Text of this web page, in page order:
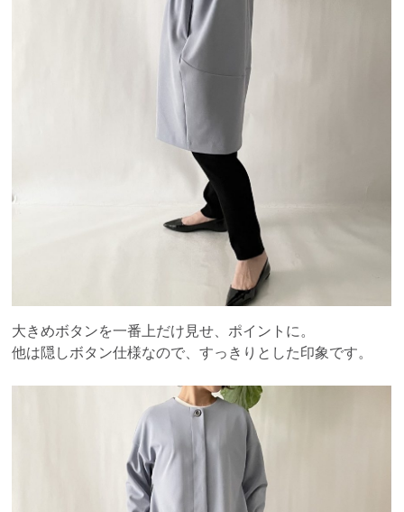
大きめボタンを一番上だけ見せ、ポイントに。
他は隠しボタン仕様なので、すっきりとした印象です。